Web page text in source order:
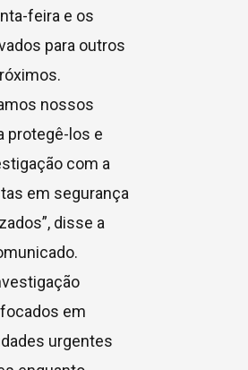
feira e os
para outros
nossos
protegê-los e
com a
em segurança
disse a
em
urgentes